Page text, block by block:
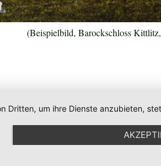
(Beispielbild, Barockschloss
Dritten, um ihre Dienste anzubieten,